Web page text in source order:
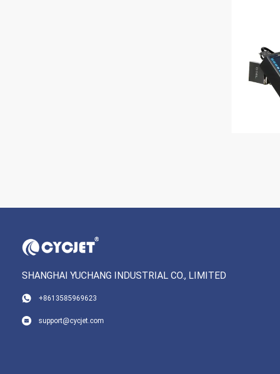
SHANGHAI YUCHANG INDUSTRIAL CO., LIMITED
+8613585969623
support@cycjet.com